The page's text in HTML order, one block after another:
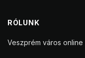
RÓLUNK
Veszprém város